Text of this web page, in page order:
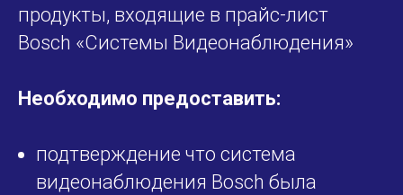
продукты, входящие в прайс-лист
Bosch «Системы Видеонаблюдения»
Необходимо предоставить:
подтверждение что система
видеонаблюдения Bosch была